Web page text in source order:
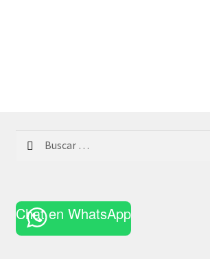
Chat en WhatsApp